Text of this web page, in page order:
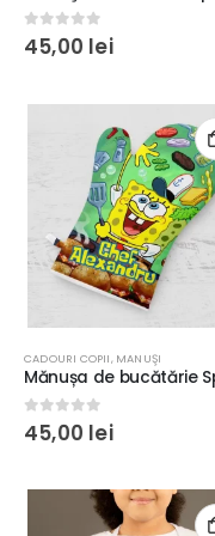
0out of 5
45,00 lei
CADOURI COPII, MANUŞI
0out of 5
45,00 lei